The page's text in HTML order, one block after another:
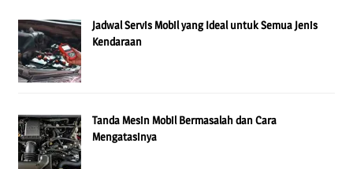
Jadwal Servis Mobil yang Ideal untuk Semua Jenis
Kendaraan
Tanda Mesin Mobil Bermasalah dan Cara
Mengatasinya